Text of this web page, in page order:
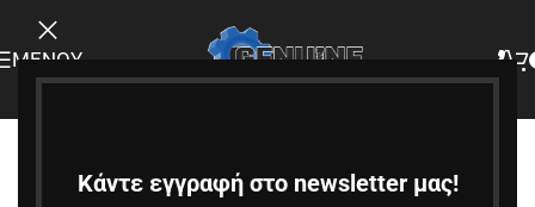
Κάντε εγγραφή στο newsletter μας!
ΜΕΝΟΎ